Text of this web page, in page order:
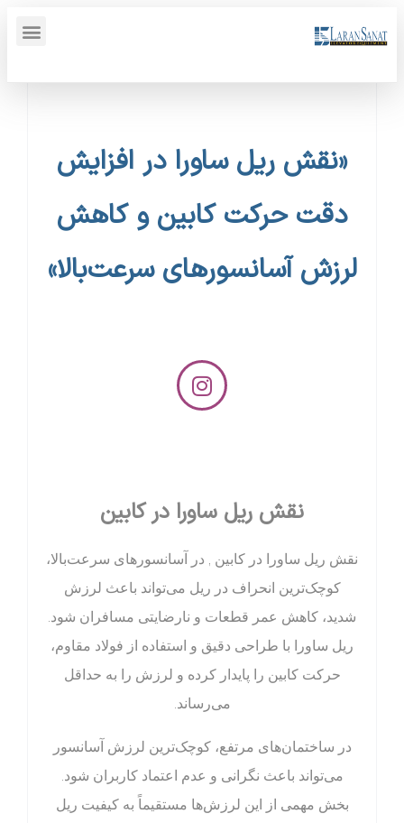
«نقش ریل ساورا در افزایش
دقت حرکت کابین و کاهش
لرزش آسانسورهای سرعت‌بالا»
نقش ریل ساورا در کابین
نقش ریل ساورا در کابین , در آسانسورهای سرعت‌بالا،
کوچک‌ترین انحراف در ریل می‌تواند باعث لرزش
شدید، کاهش عمر قطعات و نارضایتی مسافران شود.
ریل ساورا با طراحی دقیق و استفاده از فولاد مقاوم،
حرکت کابین را پایدار کرده و لرزش را به حداقل
می‌رساند.
در ساختمان‌های مرتفع، کوچک‌ترین لرزش آسانسور
می‌تواند باعث نگرانی و عدم اعتماد کاربران شود.
بخش مهمی از این لرزش‌ها مستقیماً به کیفیت ریل